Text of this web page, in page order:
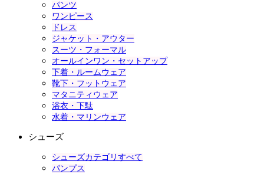
パンツ
ワンピース
ドレス
ジャケット・アウター
スーツ・フォーマル
オールインワン・セットアップ
下着・ルームウェア
靴下・フットウェア
マタニティウェア
浴衣・下駄
水着・マリンウェア
シューズ
シューズカテゴリすべて
パンプス